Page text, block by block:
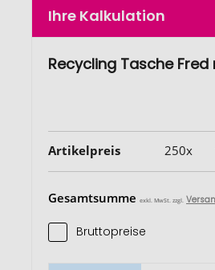
Ihre Kalkulation
Recycling Tasche Fred
Artikelpreis 250x
Gesamtsumme exkl. MwSt. zzgl.
Bruttopreise